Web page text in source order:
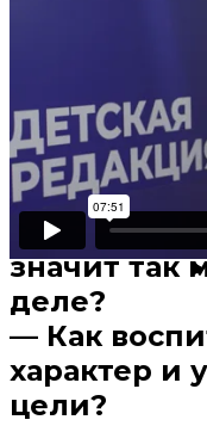
— В каком
или
успеху?
— Почему
значит так
деле?
— Как
характер и
цели?